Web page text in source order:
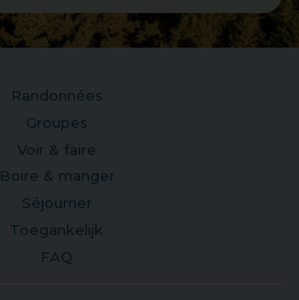
Randonnées
Groupes
Voir & faire
Boire & manger
Séjourner
Toegankelijk
FAQ